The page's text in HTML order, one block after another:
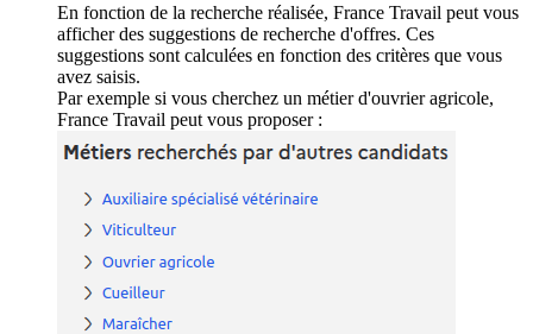
En fonction de la recherche réalisée, France Travail peut vous
afficher des suggestions de recherche d'offres. Ces
suggestions sont calculées en fonction des critères que vous
avez saisis.
Par exemple si vous cherchez un métier d'ouvrier agricole,
France Travail peut vous proposer :